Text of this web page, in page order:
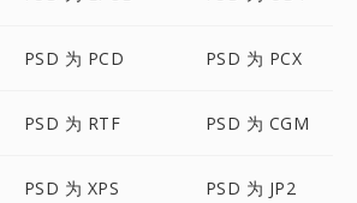
PSD 为 PCD PSD 为 PCX
PSD 为 RTF PSD 为 CGM
PSD 为 XPS PSD 为 JP2